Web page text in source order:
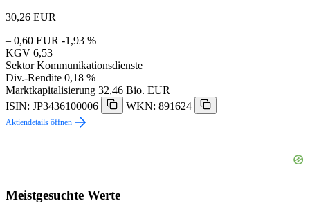
30,26 EUR
– 0,60 EUR -1,93 %
KGV 6,53
Sektor Kommunikationsdienste
Div.-Rendite 0,18 %
Marktkapitalisierung 32,46 Bio. EUR
ISIN: JP3436100006
WKN: 891624
Aktiendetails öffnen
Meistgesuchte Werte